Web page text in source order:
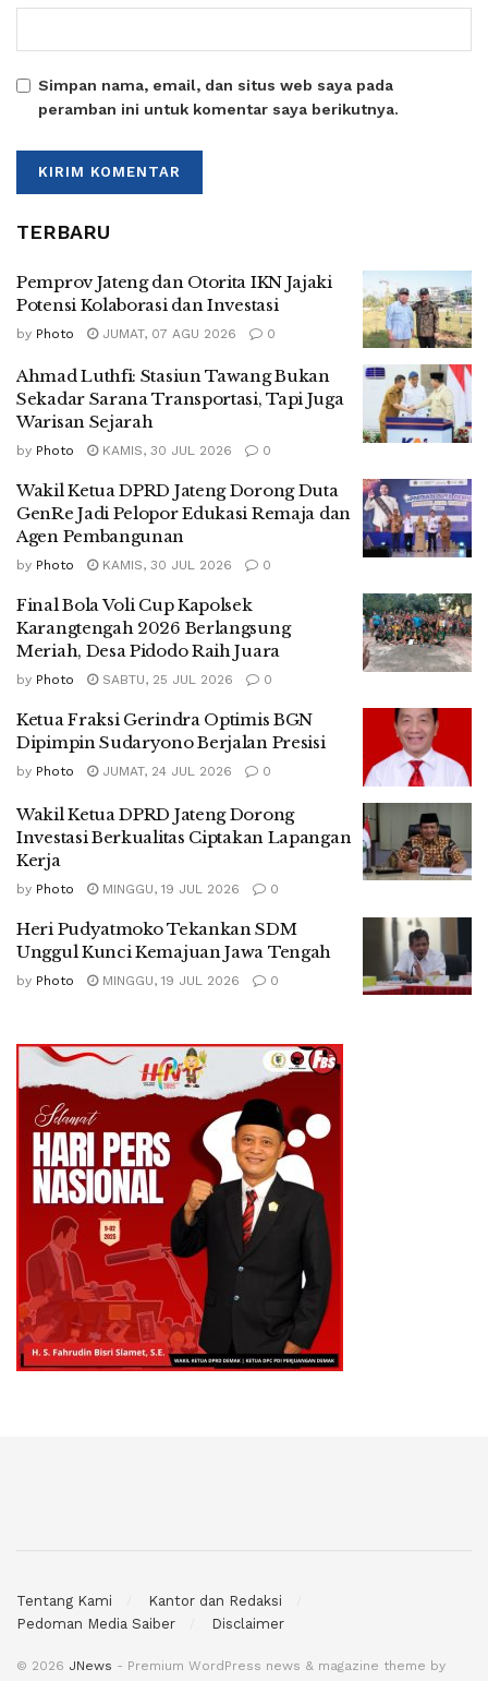
Simpan nama, email, dan situs web saya pada
peramban ini untuk komentar saya berikutnya.
TERBARU
Pemprov Jateng dan Otorita IKN Jajaki
Potensi Kolaborasi dan Investasi
by Photo JUMAT, 07 AGU 2026 0
Ahmad Luthfi: Stasiun Tawang Bukan
Sekadar Sarana Transportasi, Tapi Juga
Warisan Sejarah
by Photo KAMIS, 30 JUL 2026 0
Wakil Ketua DPRD Jateng Dorong Duta
GenRe Jadi Pelopor Edukasi Remaja dan
Agen Pembangunan
by Photo KAMIS, 30 JUL 2026 0
Final Bola Voli Cup Kapolsek
Karangtengah 2026 Berlangsung
Meriah, Desa Pidodo Raih Juara
by Photo SABTU, 25 JUL 2026 0
Ketua Fraksi Gerindra Optimis BGN
Dipimpin Sudaryono Berjalan Presisi
by Photo JUMAT, 24 JUL 2026 0
Wakil Ketua DPRD Jateng Dorong
Investasi Berkualitas Ciptakan Lapangan
Kerja
by Photo MINGGU, 19 JUL 2026 0
Heri Pudyatmoko Tekankan SDM
Unggul Kunci Kemajuan Jawa Tengah
by Photo MINGGU, 19 JUL 2026 0
Tentang Kami
Kantor dan Redaksi
Pedoman Media Saiber
Disclaimer
© 2026 JNews - Premium WordPress news & magazine theme by